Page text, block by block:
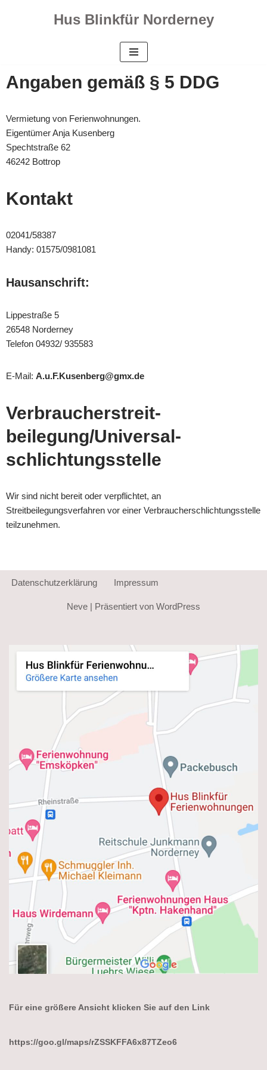
Hus Blinkfür Norderney
Angaben gemäß § 5 DDG
Vermietung von Ferienwohnungen.
Eigentümer Anja Kusenberg
Spechtstraße 62
46242 Bottrop
Kontakt
02041/58387
Handy: 01575/0981081
Hausanschrift:
Lippestraße 5
26548 Norderney
Telefon 04932/ 935583
E-Mail: A.u.F.Kusenberg@gmx.de
Verbraucher­streit­
beilegung/Universal­
schlichtungs­stelle
Wir sind nicht bereit oder verpflichtet, an
Streitbeilegungsverfahren vor einer Verbraucherschlichtungsstelle
teilzunehmen.
Datenschutzerklärung Impressum
Neve | Präsentiert von WordPress
Für eine größere Ansicht klicken Sie auf den Link
https://goo.gl/maps/rZSSKFFA6x87TZeo6